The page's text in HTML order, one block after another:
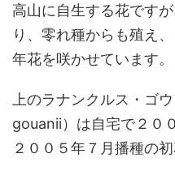
高山に自生する花です
り、零れ種からも殖え
年花を咲かせています。
上のラナンクルス・ゴ
gouanii）は自宅で２０
２００５年７月播種の初